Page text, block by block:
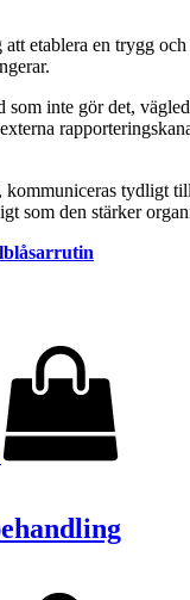
etablera en trygg
inte gör det,
tydligt
som den stärker